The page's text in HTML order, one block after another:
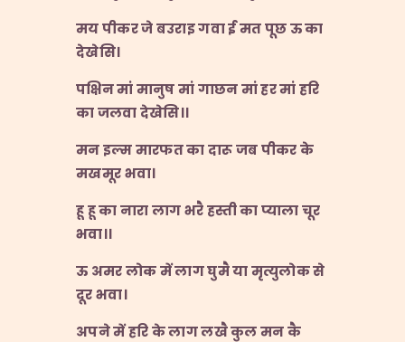
मयपीकरजेबउराइगवाईमतपूछऊका
देखेसि।
पक्षिनमांमानुषमांगाछनमांहरमांहरि
काजलवादेखेसि।।
मनइल्ममारफतकादारूजबपीकरके
मखमूरभवा।
हूहूकानारालागभरैहस्तीकाप्यालाचूर
भवा।।
ऊ अमरलोकमेंलागघुमैयामृत्युलोकसे
दूरभवा।
अपनेमेंहरिकेलागलखैकुलमनकै